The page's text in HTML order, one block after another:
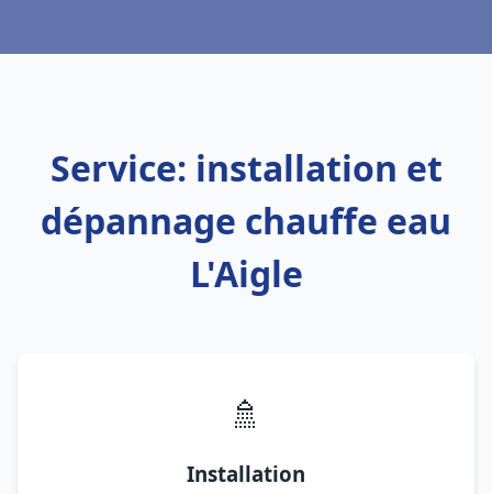
Service: installation et
dépannage chauffe eau
L'Aigle
🚿
Installation